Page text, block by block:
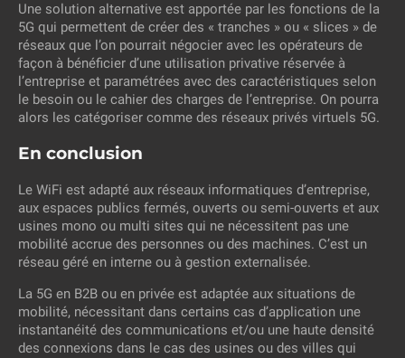
Une solution alternative est apportée par les fonctions de la
5G qui permettent de créer des « tranches » ou « slices » de
réseaux que l’on pourrait négocier avec les opérateurs de
façon à bénéficier d’une utilisation privative réservée à
l’entreprise et paramétrées avec des caractéristiques selon
le besoin ou le cahier des charges de l’entreprise. On pourra
alors les catégoriser comme des réseaux privés virtuels 5G.
En conclusion
Le WiFi est adapté aux réseaux informatiques d’entreprise,
aux espaces publics fermés, ouverts ou semi-ouverts et aux
usines mono ou multi sites qui ne nécessitent pas une
mobilité accrue des personnes ou des machines. C’est un
réseau géré en interne ou à gestion externalisée.
La 5G en B2B ou en privée est adaptée aux situations de
mobilité, nécessitant dans certains cas d’application une
instantanéité des communications et/ou une haute densité
des connexions dans le cas des usines ou des villes qui